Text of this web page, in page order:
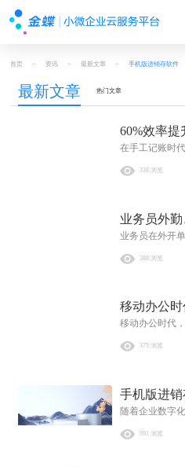
首页 > 资讯 > 最新文章 > 手机版进销存软件
最新文章 热门文章
60%效率
商贸企业
在手工记账时
动开单、库存
点击了解移动
338 浏览
业务员外
动查账：
景痛点
业务员在外开
击三大移动场
无缝衔接，助
效，决胜移动
388 浏览
移动办公
理指南：
移动办公时代
三大核心：全
接电商平台与
本增效、决胜
375 浏览
手机版进
用？如何
随着企业数字
键工具。面对
591 浏览